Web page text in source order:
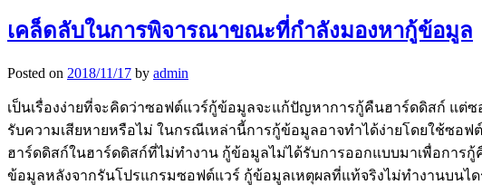
เคล็ดลับในการพิจารณาขณะที่กำลังมองหากู้ข้อมูล
Posted on 2018/11/17 by admin
เป็นเรื่องง่ายที่จะคิดว่าซอฟต์แวร์กู้ข้อมูลจะแก้ปัญหาการกู้คืนฮาร์ดดิสก์ แ
รับความเสียหายหรือไม่ ในกรณีเหล่านี้การกู้ข้อมูลอาจทำได้ง่ายโดยใช้ซอ
ฮาร์ดดิสก์ในฮาร์ดดิสก์ที่ไม่ทำงาน กู้ข้อมูลไม่ได้รับการออกแบบมาเพื่อการ
ข้อมูลหลังจากรันโปรแกรมซอฟต์แวร์ กู้ข้อมูลเหตุผลที่แท้จริงไม่ทำงานบน